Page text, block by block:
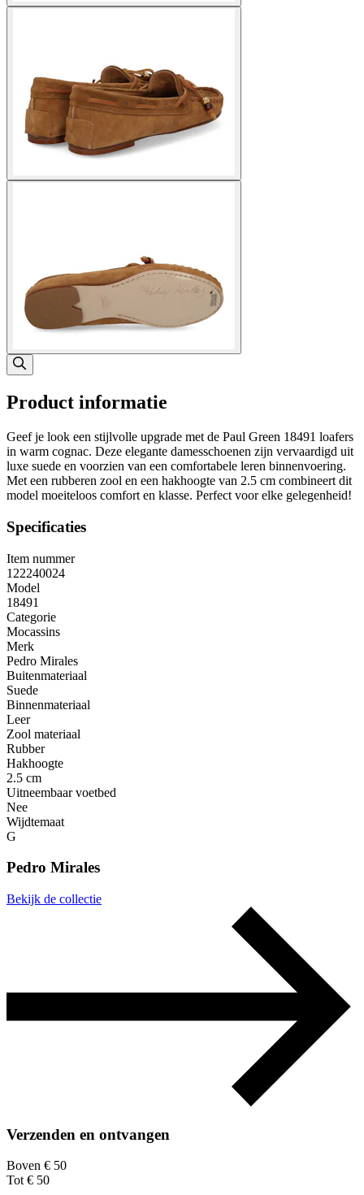
Product informatie
Geef je look een stijlvolle upgrade met de Paul Green 18491 loafers
in warm cognac. Deze elegante damesschoenen zijn vervaardigd uit
luxe suede en voorzien van een comfortabele leren binnenvoering.
Met een rubberen zool en een hakhoogte van 2.5 cm combineert dit
model moeiteloos comfort en klasse. Perfect voor elke gelegenheid!
Specificaties
Item nummer
122240024
Model
18491
Categorie
Mocassins
Merk
Pedro Mirales
Buitenmateriaal
Suede
Binnenmateriaal
Leer
Zool materiaal
Rubber
Hakhoogte
2.5 cm
Uitneembaar voetbed
Nee
Wijdtemaat
G
Pedro Mirales
Bekijk de collectie
Verzenden en ontvangen
Boven € 50
Tot € 50